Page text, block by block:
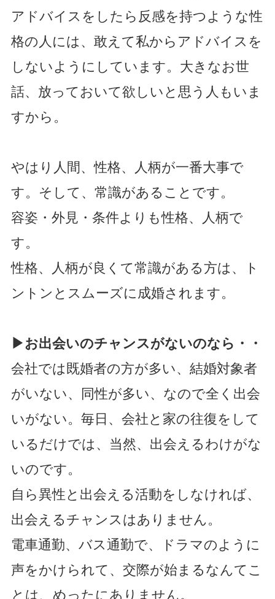
アドバイスをしたら反感を持つような性
格の人には、敢えて私からアドバイスを
しないようにしています。大きなお世
話、放っておいて欲しいと思う人もいま
すから。
やはり人間、性格、人柄が一番大事で
す。そして、常識があることです。
容姿・外見・条件よりも性格、人柄で
す。
性格、人柄が良くて常識がある方は、ト
ントンとスムーズに成婚されます。
▶お出会いのチャンスがないのなら・・
会社では既婚者の方が多い、結婚対象者
がいない、同性が多い、なので全く出会
いがない。毎日、会社と家の往復をして
いるだけでは、当然、出会えるわけがな
いのです。
自ら異性と出会える活動をしなければ、
出会えるチャンスはありません。
電車通勤、バス通勤で、ドラマのように
声をかけられて、交際が始まるなんてこ
とは、めったにありません。